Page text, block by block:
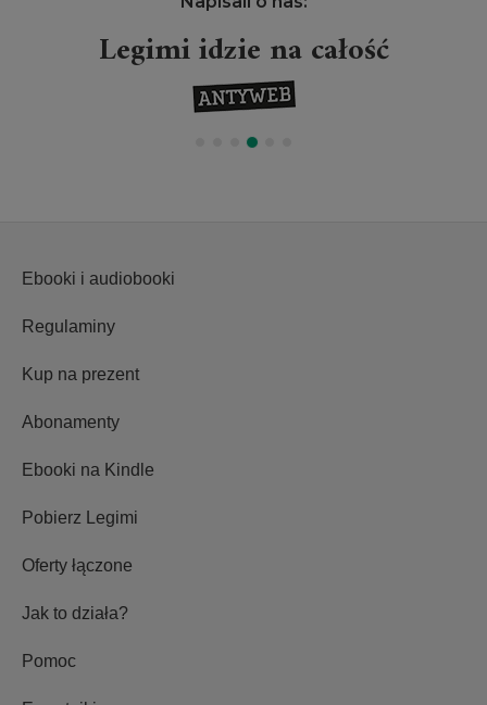
Legimi idzie na całość
Ebooki i audiobooki
Regulaminy
Kup na prezent
Abonamenty
Ebooki na Kindle
Pobierz Legimi
Oferty łączone
Jak to działa?
Pomoc